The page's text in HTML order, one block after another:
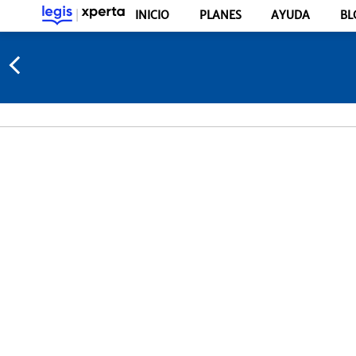
INICIO PLANES AYUDA